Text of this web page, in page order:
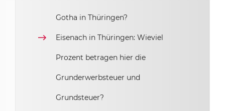
Gotha in Thüringen?
Eisenach in Thüringen: Wieviel
Prozent betragen hier die
Grunderwerbsteuer und
Grundsteuer?